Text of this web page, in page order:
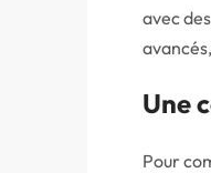
avec
Une
Pour